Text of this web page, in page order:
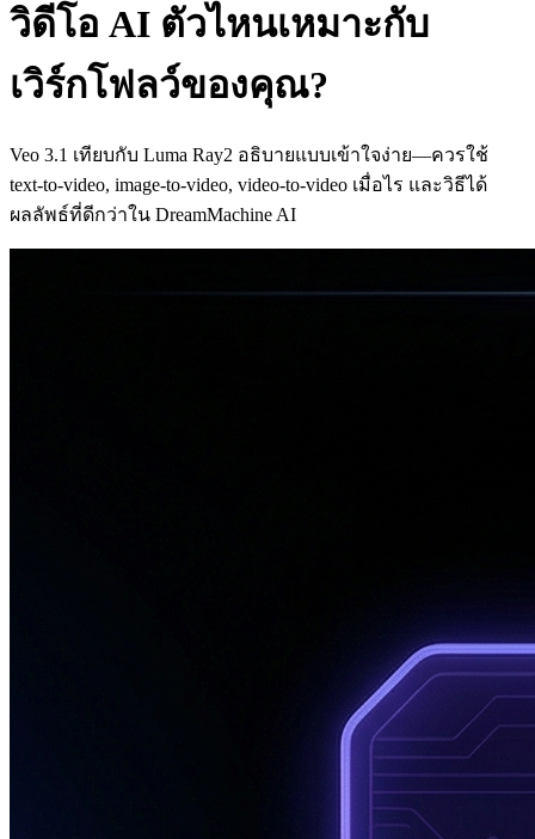
วิดีโอ AI ตัวไหนเหมาะกับ
เวิร์กโฟลว์ของคุณ?
Veo 3.1 เทียบกับ Luma Ray2 อธิบายแบบเข้าใจง่าย—ควรใช้
text-to-video, image-to-video, video-to-video เมื่อไร และวิธีได้
ผลลัพธ์ที่ดีกว่าใน DreamMachine AI